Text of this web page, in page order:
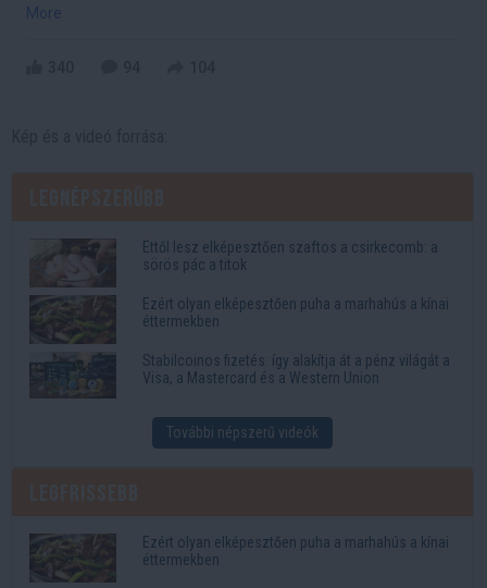
More
Ettől lesz elképesztően szaftos a csirkecomb: a
sörös pác a titok
Ezért olyan elképesztően puha a marhahús a kínai
éttermekben
Stabilcoinos fizetés: így alakítja át a pénz világát a
Visa, a Mastercard és a Western Union
További népszerű videók
Ezért olyan elképesztően puha a marhahús a kínai
éttermekben